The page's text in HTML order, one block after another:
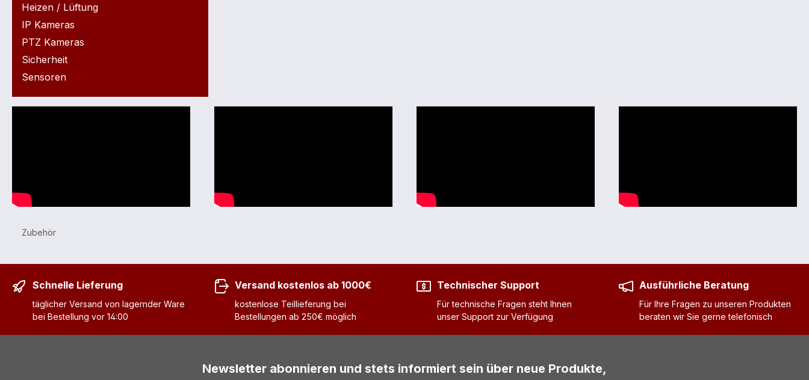
Heizen / Lüftung
IP Kameras
PTZ Kameras
Sicherheit
Sensoren
Zubehör
Schnelle Lieferung
täglicher Versand von lagernder Ware
bei Bestellung vor 14:00
Versand kostenlos ab 1000€
kostenlose Teillieferung bei
Bestellungen ab 250€ möglich
Technischer Support
Für technische Fragen steht Ihnen
unser Support zur Verfügung
Ausführliche Beratung
Für Ihre Fragen zu unseren Produkten
beraten wir Sie gerne telefonisch
Newsletter abonnieren und stets informiert sein über neue Produkte,